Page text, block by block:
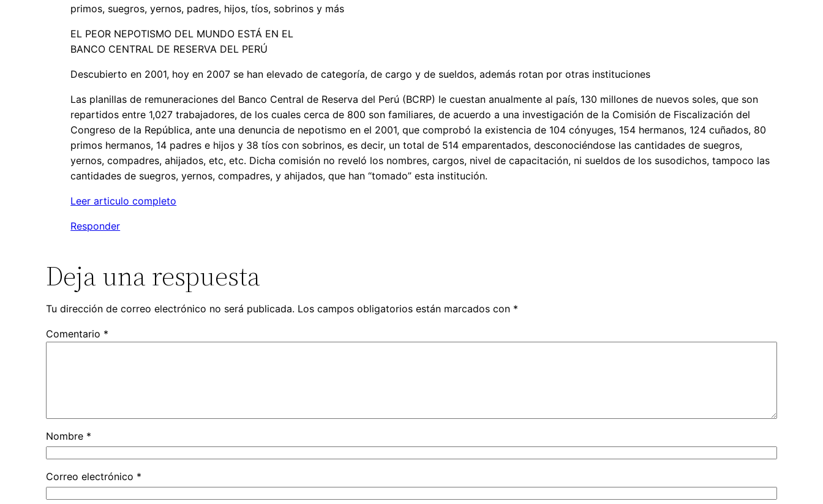
primos, suegros, yernos, padres, hijos, tíos, sobrinos y más
EL PEOR NEPOTISMO DEL MUNDO ESTÁ EN EL
BANCO CENTRAL DE RESERVA DEL PERÚ
Descubierto en 2001, hoy en 2007 se han elevado de categoría, de cargo y de sueldos, además rotan por otras instituciones
Las planillas de remuneraciones del Banco Central de Reserva del Perú (BCRP) le cuestan anualmente al país, 130 millones de nuevos soles, que son
repartidos entre 1,027 trabajadores, de los cuales cerca de 800 son familiares, de acuerdo a una investigación de la Comisión de Fiscalización del
Congreso de la República, ante una denuncia de nepotismo en el 2001, que comprobó la existencia de 104 cónyuges, 154 hermanos, 124 cuñados, 80
primos hermanos, 14 padres e hijos y 38 tíos con sobrinos, es decir, un total de 514 emparentados, desconociéndose las cantidades de suegros,
yernos, compadres, ahijados, etc, etc. Dicha comisión no reveló los nombres, cargos, nivel de capacitación, ni sueldos de los susodichos, tampoco las
cantidades de suegros, yernos, compadres, y ahijados, que han “tomado” esta institución.
Leer articulo completo
Responder
Deja una respuesta
Tu dirección de correo electrónico no será publicada. Los campos obligatorios están marcados con *
Comentario *
Nombre *
Correo electrónico *